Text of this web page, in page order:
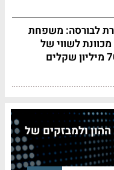
לבורסה: משפחת
מכוונת לשווי של
ולמבזקים של